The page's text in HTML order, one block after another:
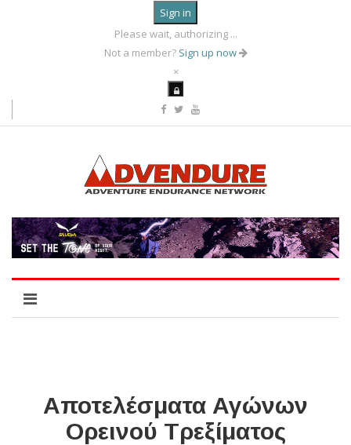
Sign in
Please wait, authorizing ...
Not a member? Sign up now
×
Αποτελέσματα Αγώνων
Ορεινού Τρεξίματος